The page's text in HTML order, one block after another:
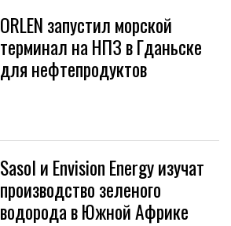
ORLEN запустил морской
терминал на НПЗ в Гданьске
для нефтепродуктов
Sasol и Envision Energy изучат
производство зеленого
водорода в Южной Африке